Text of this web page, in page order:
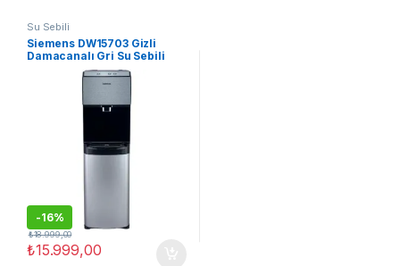
Su Sebili
Siemens DW15703 Gizli
Damacanalı Gri Su Sebili
-16%
₺15.999,00
₺18.999,00